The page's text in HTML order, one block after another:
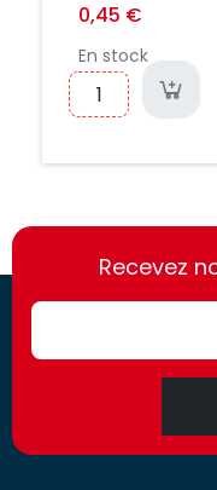
0,45 €
En stock
https://france-
access.fr
https://france-
access.fr
Recevez